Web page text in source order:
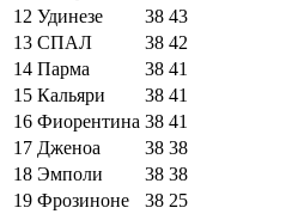
12 Удинезе 38 43
13 СПАЛ 38 42
14 Парма 38 41
15 Кальяри 38 41
16 Фиорентина 38 41
17 Дженоа 38 38
18 Эмполи 38 38
19 Фрозиноне 38 25